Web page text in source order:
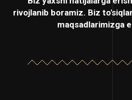
rivojlanib boramiz. Biz
maqsadlarimizga